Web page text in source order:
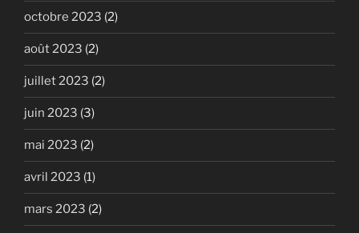
octobre 2023 (2)
août 2023 (2)
juillet 2023 (2)
juin 2023 (3)
mai 2023 (2)
avril 2023 (1)
mars 2023 (2)